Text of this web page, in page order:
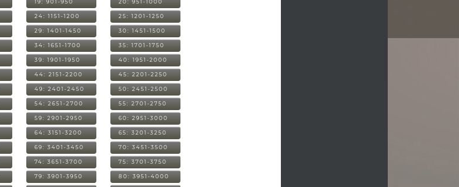
19: 901-950 20: 951-1000
24: 1151-1200 25: 1201-1250
29: 1401-1450 30: 1451-1500
34: 1651-1700 35: 1701-1750
39: 1901-1950 40: 1951-2000
44: 2151-2200 45: 2201-2250
49: 2401-2450 50: 2451-2500
54: 2651-2700 55: 2701-2750
59: 2901-2950 60: 2951-3000
64: 3151-3200 65: 3201-3250
69: 3401-3450 70: 3451-3500
74: 3651-3700 75: 3701-3750
79: 3901-3950 80: 3951-4000